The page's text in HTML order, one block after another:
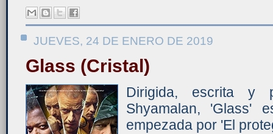
JUEVES, 24 DE ENERO DE 2019
Glass (Cristal)
Dirigida, escrita y
Shyamalan, 'Glass'
empezada por 'El